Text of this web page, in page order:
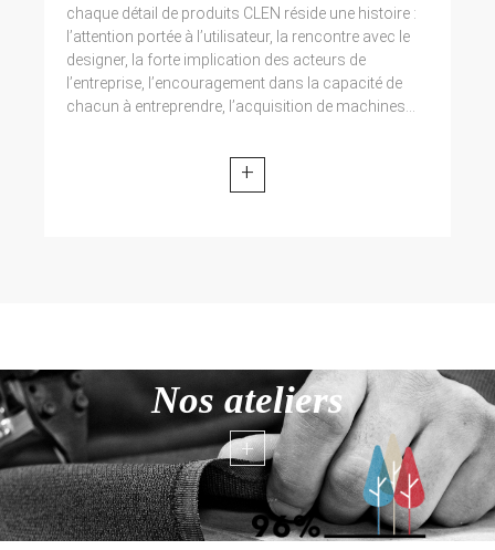
chaque détail de produits CLEN réside une histoire :
l’attention portée à l’utilisateur, la rencontre avec le
designer, la forte implication des acteurs de
l’entreprise, l’encouragement dans la capacité de
chacun à entreprendre, l’acquisition de machines...
+
Nos ateliers
+